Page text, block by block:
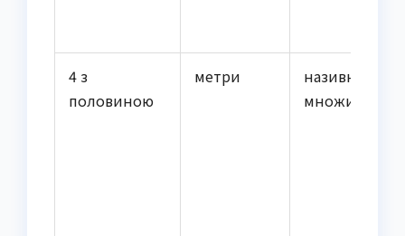
4 з
половиною
метри
називний
множини